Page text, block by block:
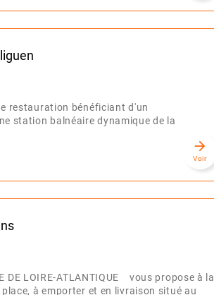
restauration bénéficiant d'un
station balnéaire dynamique de la
arrow_forward
Voir
DE LOIRE-ATLANTIQUE vous propose à la
à emporter et en livraison situé au